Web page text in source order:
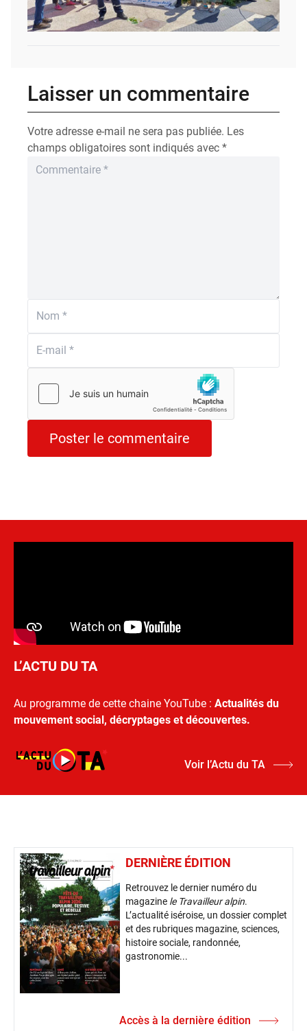
Laisser un commentaire
Votre adresse e-mail ne sera pas publiée. Les
champs obligatoires sont indiqués avec *
L’ACTU DU TA
Au programme de cette chaine YouTube : Actualités du
mouvement social, décryptages et découvertes.
Voir l’Actu du TA
DERNIÈRE ÉDITION
Retrouvez le dernier numéro du
magazine le Travailleur alpin.
L’actualité iséroise, un dossier complet
et des rubriques magazine, sciences,
histoire sociale, randonnée,
gastronomie...
Accès à la dernière édition